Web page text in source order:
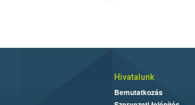
Hivatalunk
Bemutatkozás